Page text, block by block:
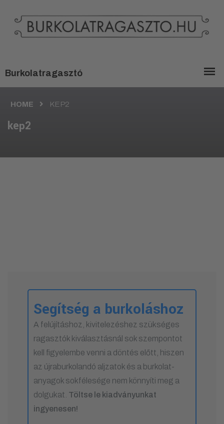
HOME KEP2
kep2
Segítség a burkoláshoz
A felújításhoz, kivitelezéshez szükséges
ragasztók kiválasztásnál sok szempontot
kell figyelembe venni a döntés előtt, hiszen
az újraburkolandó aljzatok és a burkolat-
anyagok sokfélesége nem könnyíti meg a
dolgukat. Töltse le kiadványunkat
ingyenesen!